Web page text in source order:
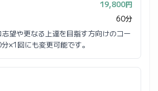
19,800円
60分
志望や更なる上達を目指す方向けのコー
×1回にも変更可能です。